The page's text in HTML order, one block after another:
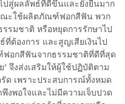
ปสู่ผลลัพธ์ที่ดีขึ้นและยั่งยืนมาก
ณะใช้ผลิตภัณฑ์ฟอกสีฟัน พวก
รมชาติ หรือหยุดการรักษาไป
ที่ต้องการ และสูญเสียเงินไป
อกสีฟันจากธรรมชาติที่ดีที่สุด
' จึงส่งเสริมให้ผู้ใช้ปฏิบัติตาม
ด เพราะประสบการณ์ทั้งหมด
งพอใจและไม่มีความเจ็บปวด